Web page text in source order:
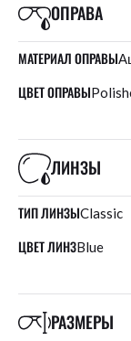
ОПРАВА
МАТЕРИАЛ ОПРАВЫ
ЦВЕТ ОПРАВЫ
ЛИНЗЫ
ТИП ЛИНЗЫClassic
ЦВЕТ ЛИНЗBlue
РАЗМЕРЫ